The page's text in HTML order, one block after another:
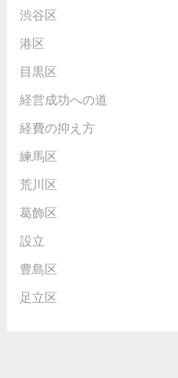
渋谷区
港区
目黒区
経営成功への道
経費の抑え方
練馬区
荒川区
葛飾区
設立
豊島区
足立区